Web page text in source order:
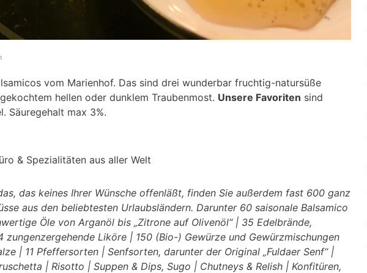
vom Marienhof. Das sind drei wunderbar fruchtig-natursüße
hellen oder dunklem Traubenmost. Unsere Favoriten sind
Säuregehalt max 3%.
& Spezialitäten aus aller Welt
das keines Ihrer Wünsche offenläßt, finden Sie außerdem fast 600 ganz
aus den beliebtesten Urlaubsländern. Darunter 60 saisonale Balsamico
Öle von Arganöl bis „Zitrone auf Olivenöl“ | 35 Edelbrände,
zungenzergehende Liköre | 150 (Bio-) Gewürze und Gewürzmischungen
| 11 Pfeffersorten | Senfsorten, darunter der Original „Fuldaer Senf“ |
| Risotto | Suppen & Dips, Sugo | Chutneys & Relish | Konfitüren,